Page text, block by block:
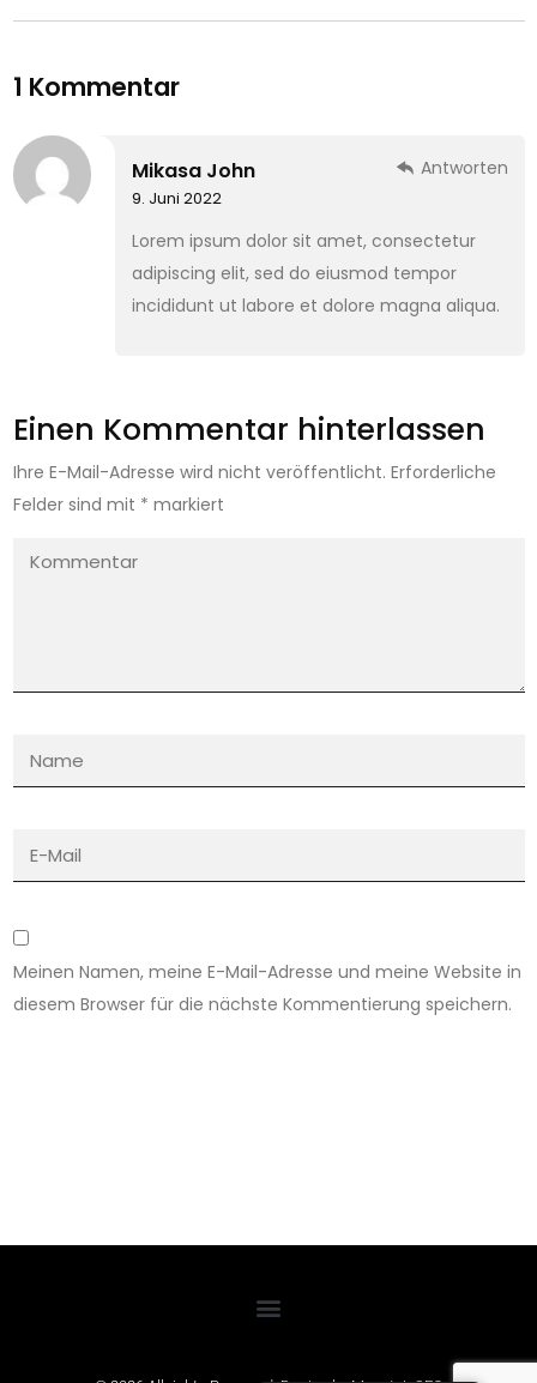
1 Kommentar
Mikasa John
9. Juni 2022
Antworten
Lorem ipsum dolor sit amet, consectetur
adipiscing elit, sed do eiusmod tempor
incididunt ut labore et dolore magna aliqua.
Einen Kommentar hinterlassen
Ihre E-Mail-Adresse wird nicht veröffentlicht. Erforderliche
Felder sind mit * markiert
Meinen Namen, meine E-Mail-Adresse und meine Website in
diesem Browser für die nächste Kommentierung speichern.